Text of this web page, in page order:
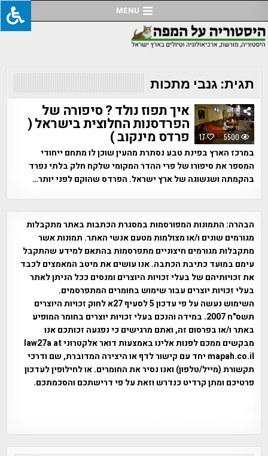
to
content
MENU
תגית: גנבי מתכות
17 5500
איך תפוז נולד ? סיפורה של
הפרדסנות החלוצית בישראל (
פרדס מינקוב )
במרכז הארץ בפינת טבע נסתרת מהעין שוכן לו מתחם ייחודי
המספר את סיפורו של פרי ההדר המקומי שלקח חלק בלתי נפרד
בהקמתה ושגשוגה של ארץ ישראל. הפרדס שהוקם לפני יותר…
הבהרה: התמונות המפורסמות במסגרת הכתבות באתר מתקבלות
מגורמים שונים ו/או מצולמות מטעם אנשי האתר. תמונות אשר
מתקבלות מגורמים חיצוניים מתפרסמות בהתאם למידע שהתקבל
עימם במועד כתיבת הכתבה. אנו עושים את מיטב המאמצים לכבד
את זכויותיהם של בעלי זכויות היוצרים ומנסים ככל הניתן לאתר
בעלי זכויות יוצרים עבור שימוש בחומרים המתפרסמים.
השימוש נעשה על פי עדכון 5 לסעיף 27א לחוק זכויות היוצרים
תשס"ח 2007. במידה והנכם בעלי זכויות יוצרים בחומר המופיע
באתר ו/או בפרסום זה, ואתם מרגישים כי נפגעה זכותכם אנו
מבקשים ממכם לפנות אלינו באמצעות דואר אלקטרוני law27a at
mapah.co.il יחד עם קישור לדף או היצירה המדוברת, שם ודרכי
תקשורת (מייל/טלפון) ואנו נסיר את החומרים. או לחילופין לעדכון
פרטיכם ומתן קרדיט כנדרש וזאת על פי דרישתכם והסכמתכם.